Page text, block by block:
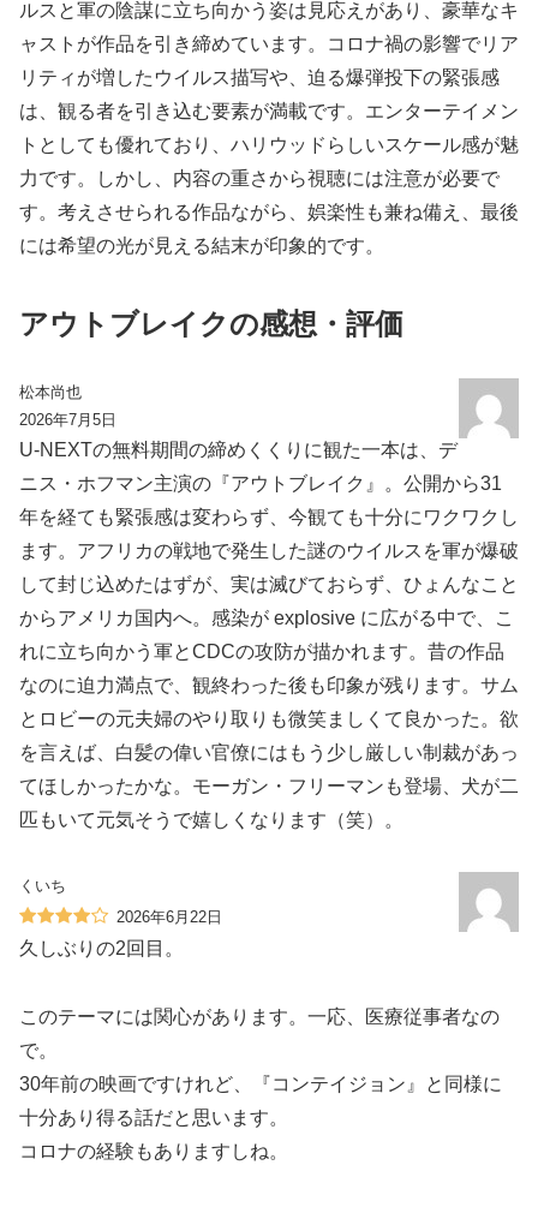
ルスと軍の陰謀に立ち向かう姿は見応えがあり、豪華なキ
ャストが作品を引き締めています。コロナ禍の影響でリア
リティが増したウイルス描写や、迫る爆弾投下の緊張感
は、観る者を引き込む要素が満載です。エンターテイメン
トとしても優れており、ハリウッドらしいスケール感が魅
力です。しかし、内容の重さから視聴には注意が必要で
す。考えさせられる作品ながら、娯楽性も兼ね備え、最後
には希望の光が見える結末が印象的です。
アウトブレイクの感想・評価
松本尚也
2026年7月5日
U-NEXTの無料期間の締めくくりに観た一本は、デ
ニス・ホフマン主演の『アウトブレイク』。公開から31
年を経ても緊張感は変わらず、今観ても十分にワクワクし
ます。アフリカの戦地で発生した謎のウイルスを軍が爆破
して封じ込めたはずが、実は滅びておらず、ひょんなこと
からアメリカ国内へ。感染が explosive に広がる中で、こ
れに立ち向かう軍とCDCの攻防が描かれます。昔の作品
なのに迫力満点で、観終わった後も印象が残ります。サム
とロビーの元夫婦のやり取りも微笑ましくて良かった。欲
を言えば、白髪の偉い官僚にはもう少し厳しい制裁があっ
てほしかったかな。モーガン・フリーマンも登場、犬が二
匹もいて元気そうで嬉しくなります（笑）。
くいち
2026年6月22日
久しぶりの2回目。
このテーマには関心があります。一応、医療従事者なの
で。
30年前の映画ですけれど、『コンテイジョン』と同様に
十分あり得る話だと思います。
コロナの経験もありますしね。